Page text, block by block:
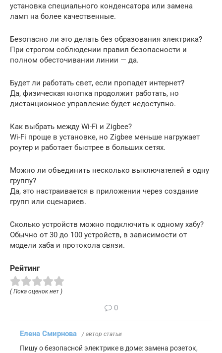
установка специального конденсатора или замена
ламп на более качественные.
Безопасно ли это делать без образования электрика?
При строгом соблюдении правил безопасности и
полном обесточивании линии — да.
Будет ли работать свет, если пропадет интернет?
Да, физическая кнопка продолжит работать, но
дистанционное управление будет недоступно.
Как выбрать между Wi-Fi и Zigbee?
Wi-Fi проще в установке, но Zigbee меньше нагружает
роутер и работает быстрее в больших сетях.
Можно ли объединить несколько выключателей в одну
группу?
Да, это настраивается в приложении через создание
групп или сценариев.
Сколько устройств можно подключить к одному хабу?
Обычно от 30 до 100 устройств, в зависимости от
модели хаба и протокола связи.
Рейтинг
( Пока оценок нет )
0
Елена Смирнова / автор статьи
Пишу о безопасной электрике в доме: замена розеток,